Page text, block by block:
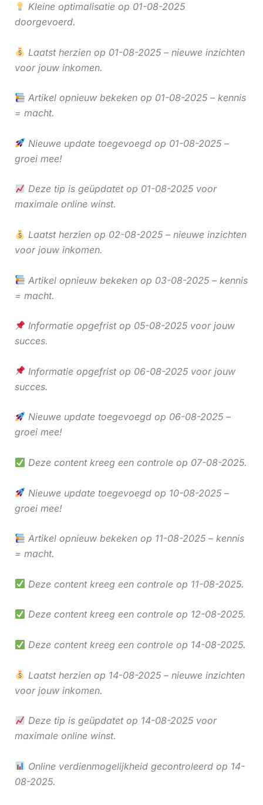
Kleine optimalisatie op 01-08-2025
doorgevoerd.
Laatst herzien op 01-08-2025 – nieuwe inzichten
voor jouw inkomen.
Artikel opnieuw bekeken op 01-08-2025 – kennis
= macht.
Nieuwe update toegevoegd op 01-08-2025 –
groei mee!
Deze tip is geüpdatet op 01-08-2025 voor
maximale online winst.
Laatst herzien op 02-08-2025 – nieuwe inzichten
voor jouw inkomen.
Artikel opnieuw bekeken op 03-08-2025 – kennis
= macht.
Informatie opgefrist op 05-08-2025 voor jouw
succes.
Informatie opgefrist op 06-08-2025 voor jouw
succes.
Nieuwe update toegevoegd op 06-08-2025 –
groei mee!
Deze content kreeg een controle op 07-08-2025.
Nieuwe update toegevoegd op 10-08-2025 –
groei mee!
Artikel opnieuw bekeken op 11-08-2025 – kennis
= macht.
Deze content kreeg een controle op 11-08-2025.
Deze content kreeg een controle op 12-08-2025.
Deze content kreeg een controle op 14-08-2025.
Laatst herzien op 14-08-2025 – nieuwe inzichten
voor jouw inkomen.
Deze tip is geüpdatet op 14-08-2025 voor
maximale online winst.
Online verdienmogelijkheid gecontroleerd op 14-
08-2025.